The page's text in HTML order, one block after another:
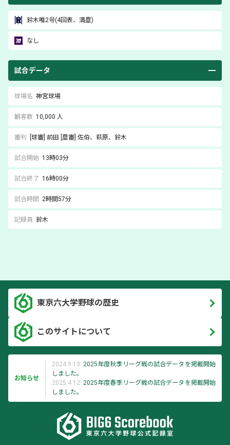
鈴木唯2号(4回表、満塁)
なし
試合データ
球場名 神宮球場
観客数 10,000 人
審判 [球審] 前田 [塁審] 佐伯、萩原、鈴木
試合開始 13時03分
試合終了 16時00分
試合時間 2時間57分
記録員 鈴木
東京六大学野球の歴史
このサイトについて
お知らせ
2024.9.13 2025年度秋季リーグ戦の試合データを掲載開始
しました。
2025.4.12 2025年度春季リーグ戦の試合データを掲載開始
しました。